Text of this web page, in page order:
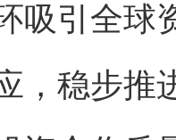
吸引全球
，稳步推